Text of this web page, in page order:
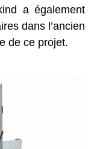
a également
dans l’ancien
de ce projet.